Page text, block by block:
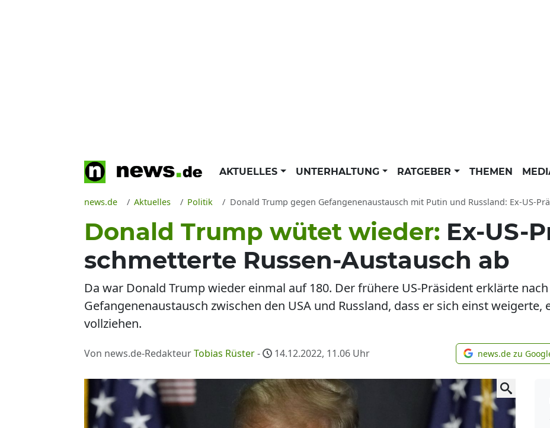
AKTUELLES UNTERHALTUNG RATGEBER THEMEN
news.de Aktuelles Politik Donald Trump gegen Gefangenenaustausch mit Putin und Russland: Ex-US-Präsident
Donald Trump wütet wieder: Ex-US-
schmetterte Russen-Austausch ab
Da war Donald Trump wieder einmal auf 180. Der frühere US-Präsident erklärte
Gefangenenaustausch zwischen den USA und Russland, dass er sich einst weigerte,
vollziehen.
Von news.de-RedakteurTobias Rüster- 14.12.2022, 11.06 Uhr news.de zu